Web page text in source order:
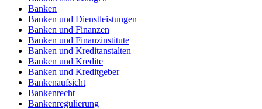
Banken
Banken und Dienstleistungen
Banken und Finanzen
Banken und Finanzinstitute
Banken und Kreditanstalten
Banken und Kredite
Banken und Kreditgeber
Bankenaufsicht
Bankenrecht
Bankenregulierung